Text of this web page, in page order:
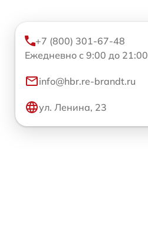
+7 (800) 301-67-48
Ежедневно с 9:00 до 21:00
info@hbr.re-brandt.ru
ул. Ленина, 23